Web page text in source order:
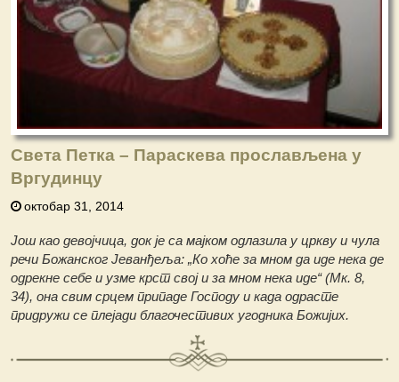
Света Петка – Параскева прослављена у
Вргудинцу
октобар 31, 2014
Још као девојчица, док је са мајком одлазила у цркву и чула
речи Божанског Јеванђеља: „Ко хоће за мном да иде нека де
одрекне себе и узме крст свој и за мном нека иде“ (Мк. 8,
34), она свим срцем припаде Господу и када одрасте
придружи се плејади благочестивих угодника Божијих.